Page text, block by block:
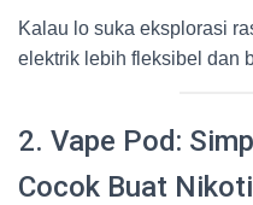
Kalau lo suka eksplorasi
elektrik lebih fleksibel dan
2. Vape Pod:
Cocok Buat